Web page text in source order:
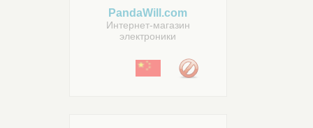
PandaWill.com
Интернет-магазин
электроники